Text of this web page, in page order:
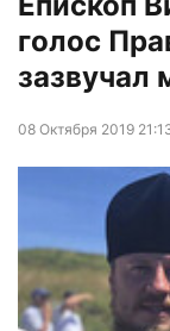
голос
зазвучал
08 Октября 2019